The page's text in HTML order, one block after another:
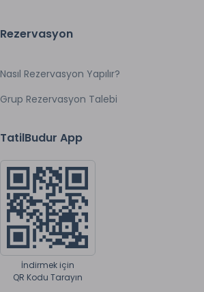
Rezervasyon
Nasıl Rezervasyon Yapılır?
Grup Rezervasyon Talebi
TatilBudur App
İndirmek için
QR Kodu Tarayın